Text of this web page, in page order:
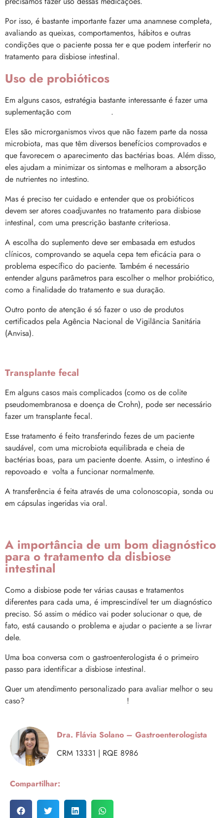
Por isso, é bastante importante fazer uma anamnese completa,
avaliando as queixas, comportamentos, hábitos e outras
condições que o paciente possa ter e que podem interferir no
tratamento para disbiose intestinal.
Uso de probióticos
Em alguns casos, estratégia bastante interessante é fazer uma
suplementação com
.
Eles são microrganismos vivos que não fazem parte da nossa
microbiota, mas que têm diversos benefícios comprovados e
que favorecem o aparecimento das bactérias boas. Além disso,
eles ajudam a minimizar os sintomas e melhoram a absorção
de nutrientes no intestino.
Mas é preciso ter cuidado e entender que os probióticos
devem ser atores coadjuvantes no tratamento para disbiose
intestinal, com uma prescrição bastante criteriosa.
A escolha do suplemento deve ser embasada em estudos
clínicos, comprovando se aquela cepa tem eficácia para o
problema específico do paciente. Também é necessário
entender alguns parâmetros para escolher o melhor probiótico,
como a finalidade do tratamento e sua duração.
Outro ponto de atenção é só fazer o uso de produtos
certificados pela Agência Nacional de Vigilância Sanitária
(Anvisa).
Transplante fecal
Em alguns casos mais complicados (como os de colite
pseudomembranosa e doença de Crohn), pode ser necessário
fazer um transplante fecal.
Esse tratamento é feito transferindo fezes de um paciente
saudável, com uma microbiota equilibrada e cheia de
bactérias boas, para um paciente doente. Assim, o intestino é
repovoado e volta a funcionar normalmente.
A transferência é feita através de uma colonoscopia, sonda ou
em cápsulas ingeridas via oral.
A importância de um bom diagnóstico
para o tratamento da disbiose
intestinal
Como a disbiose pode ter várias causas e tratamentos
diferentes para cada uma, é imprescindível ter um diagnóstico
preciso. Só assim o médico vai poder solucionar o que, de
fato, está causando o problema e ajudar o paciente a se livrar
dele.
Uma boa conversa com o gastroenterologista é o primeiro
passo para identificar a disbiose intestinal.
Quer um atendimento personalizado para avaliar melhor o seu
caso?
!
Dra. Flávia Solano – Gastroenterologista
CRM 13331 | RQE 8986
Compartilhar: